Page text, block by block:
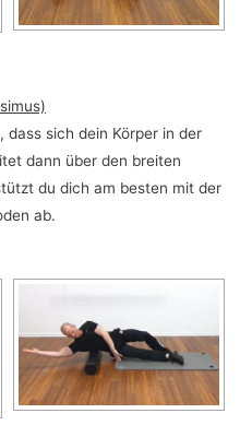
dass sich dein Körper in der
dann über den breiten
du dich am besten mit der
ab.